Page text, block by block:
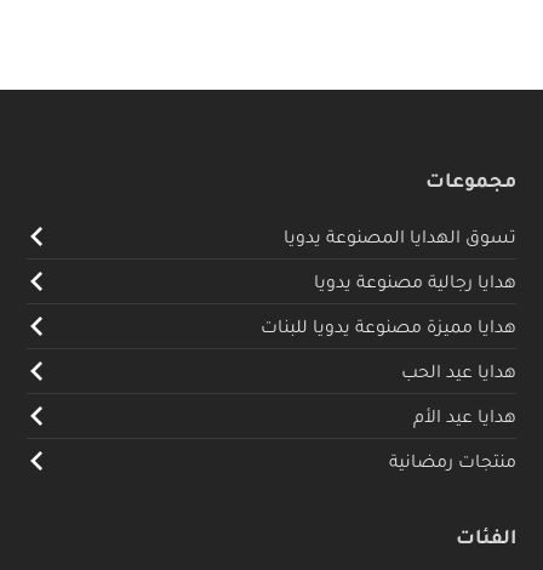
مجموعات
تسوق الهدايا المصنوعة يدويا
هدايا رجالية مصنوعة يدويا
هدايا مميزة مصنوعة يدويا للبنات
هدايا عيد الحب
هدايا عيد الأم
منتجات رمضانية
الفئات